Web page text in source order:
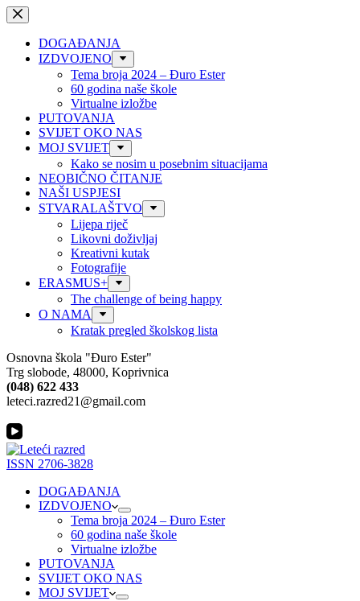
Preskoči
na
sadržajDOGAĐANJA
IZDVOJENO
Tema broja 2024 – Đuro Ester
60 godina naše škole
Virtualne izložbe
PUTOVANJA
SVIJET OKO NAS
MOJ SVIJET
Kako se nosim u posebnim situacijama
NEOBIČNO ČITANJE
NAŠI USPJESI
STVARALAŠTVO
Lijepa riječ
Likovni doživljaj
Kreativni kutak
Fotografije
ERASMUS+
The challenge of being happy
O NAMA
Kratak pregled školskog lista
Osnovna škola "Đuro Ester"
Trg slobode, 48000, Koprivnica
(048) 622 433
leteci.razred21@gmail.com
ISSN 2706-3828
DOGAĐANJA
IZDVOJENO
Tema broja 2024 – Đuro Ester
60 godina naše škole
Virtualne izložbe
PUTOVANJA
SVIJET OKO NAS
MOJ SVIJET